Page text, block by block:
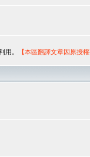
用。 【本區翻譯文章因原授